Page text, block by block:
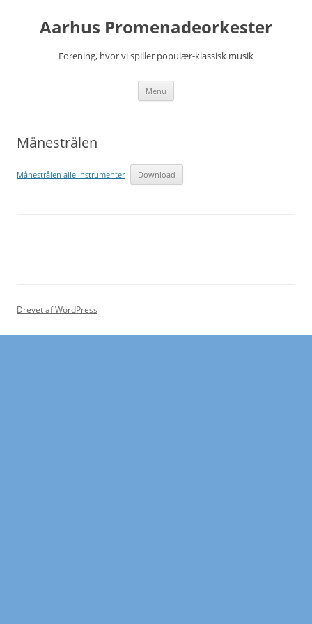
indholdAarhus Promenadeorkester
Forening, hvor vi spiller populær-klassisk musik
Menu
Månestrålen
Månestrålen alle instrumenter Download
Drevet af WordPress